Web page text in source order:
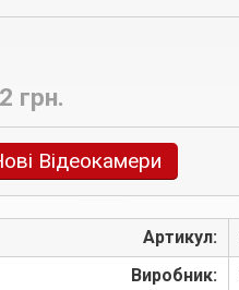
грн.
Відеокамери
Артикул:
Виробник: